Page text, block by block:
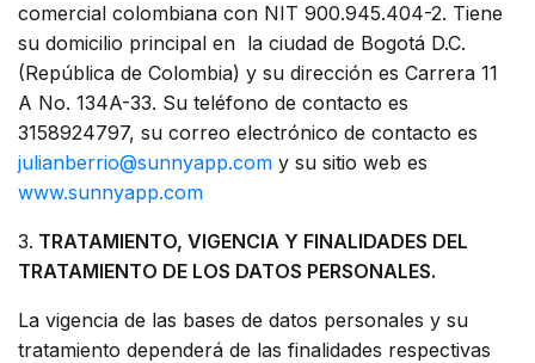
comercial colombiana con NIT 900.945.404-2. Tiene
su domicilio principal en la ciudad de Bogotá D.C.
(República de Colombia) y su dirección es Carrera 11
A No. 134A-33. Su teléfono de contacto es
3158924797, su correo electrónico de contacto es
julianberrio@sunnyapp.com y su sitio web es
www.sunnyapp.com
3. TRATAMIENTO, VIGENCIA Y FINALIDADES DEL
TRATAMIENTO DE LOS DATOS PERSONALES.
La vigencia de las bases de datos personales y su
tratamiento dependerá de las finalidades respectivas